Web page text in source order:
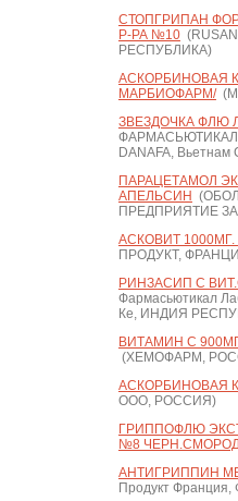
СТОПГРИПАН
Р-РА №10
РЕСПУБЛИКА)
АСКОРБИНОВАЯ
МАРБИОФАРМ/
ЗВЕЗДОЧКА ФЛЮ
DANAFA, Вьетнам
ПАРАЦЕТАМОЛ
АПЕЛЬСИН
ПРЕДПРИЯТИЕ
АСКОВИТ
ПРОДУКТ,
РИНЗАСИП С
Фармасьютикал
Ке, ИНДИЯ
ВИТАМИН С
(ХЕМОФАРМ,
АСКОРБИНОВАЯ
ООО, РОССИЯ)
ГРИППОФЛЮ
№8
АНТИГРИППИН
Продукт